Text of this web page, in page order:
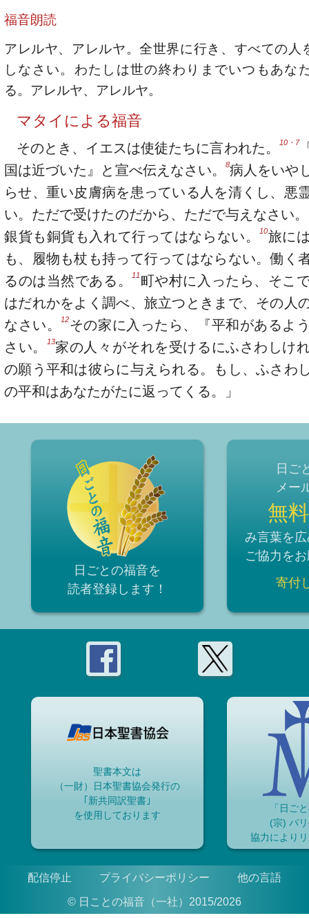
福音朗読
アレルヤ、アレルヤ。全世界に行き、すべての人
しなさい。わたしは世の終わりまでいつもあな
る。アレルヤ、アレルヤ。
マタイによる福音
そのとき、イエスは使徒たちに言われた。 10・7
国は近づいた』と宣べ伝えなさい。8病人をいや
らせ、重い皮膚病を患っている人を清くし、悪
い。ただで受けたのだから、ただで与えなさい。
銀貨も銅貨も入れて行ってはならない。10旅に
も、履物も杖も持って行ってはならない。働く
るのは当然である。11 町や村に入ったら、そこ
はだれかをよく調べ、旅立つときまで、その人
なさい。12その家に入ったら、『平和があるよ
さい。
13家の人々がそれを受けるにふさわしけ
の願う平和は彼らに与えられる。もし、ふさわ
の平和はあなたがたに返ってくる。」
日ごとの福音を
読者登録 します！
日ご
メー
無料
み言葉を
ご協力を
寄付
聖書本文は
（一財）日本聖書協会発行の
｢新共同訳聖書｣
を使用しております
「日ご
(宗) パ
協力により
配信停止 プライバシーポリシー 他の言語
© 日ことの福音（一社）2015/2026